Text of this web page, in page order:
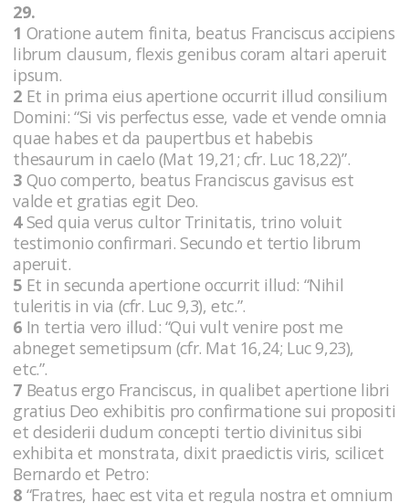
29.
1 Oratione autem finita, beatus Franciscus accipiens
librum clausum, flexis genibus coram altari aperuit
ipsum.
2 Et in prima eius apertione occurrit illud consilium
Domini: “Si vis perfectus esse, vade et vende omnia
quae habes et da paupertbus et habebis
thesaurum in caelo (Mat 19,21; cfr. Luc 18,22)”.
3 Quo comperto, beatus Franciscus gavisus est
valde et gratias egit Deo.
4Sed quia verus cultor Trinitatis, trino voluit
testimonio confirmari. Secundo et tertio librum
aperuit.
5 Et in secunda apertione occurrit illud: “Nihil
tuleritis in via (cfr. Luc 9,3), etc.”.
6 In tertia vero illud: “Qui vult venire post me
abneget semetipsum (cfr. Mat 16,24; Luc 9,23),
etc.”.
7 Beatus ergo Franciscus, in qualibet apertione libri
gratius Deo exhibitis pro confirmatione sui propositi
et desiderii dudum concepti tertio divinitus sibi
exhibita et monstrata, dixit praedictis viris, scilicet
Bernardo et Petro:
8 “Fratres, haec est vita et regula nostra et omnium